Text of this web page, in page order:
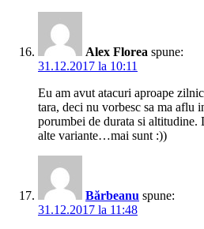
Alex Florea spune:
31.12.2017 la 10:11
Eu am avut atacuri aproape
tara, deci nu vorbesc sa ma aflu
porumbei de durata si altitudine.
alte variante…mai sunt :))
Bărbeanu spune:
31.12.2017 la 11:48